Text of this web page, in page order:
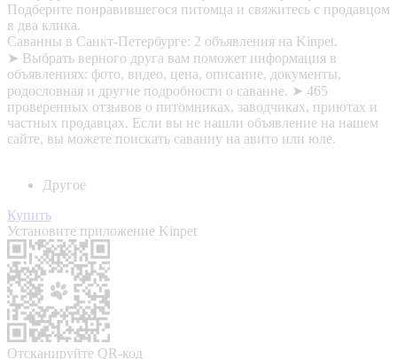
Подберите понравившегося питомца и свяжитесь с продавцом
в два клика.
Саванны в Санкт-Петербурге: 2 объявления на Kinpet.
➤ Выбрать верного друга вам поможет информация в
объявлениях: фото, видео, цена, описание, документы,
родословная и другие подробности о саванне. ➤ 465
проверенных отзывов о питомниках, заводчиках, приютах и
частных продавцах. Если вы не нашли объявление на нашем
сайте, вы можете поискать саванну на авито или юле.
Другое
Купить
Установите приложение Kinpet
Отсканируйте QR-код